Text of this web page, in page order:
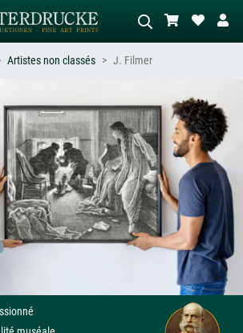
ou style –
de Hokusai,
Décrivez la scène – ex. prairie verte,
abstrait avec beaucoup de rouge,
tableau sombre, nu debout près d'un
arbre.
Artistes non classés J. Filmer